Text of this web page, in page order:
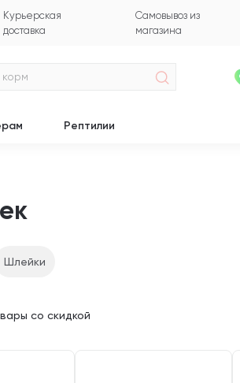
Курьерская
доставка
Самовывоз из
магазина
Рептилии
Шлейки
со скидкой